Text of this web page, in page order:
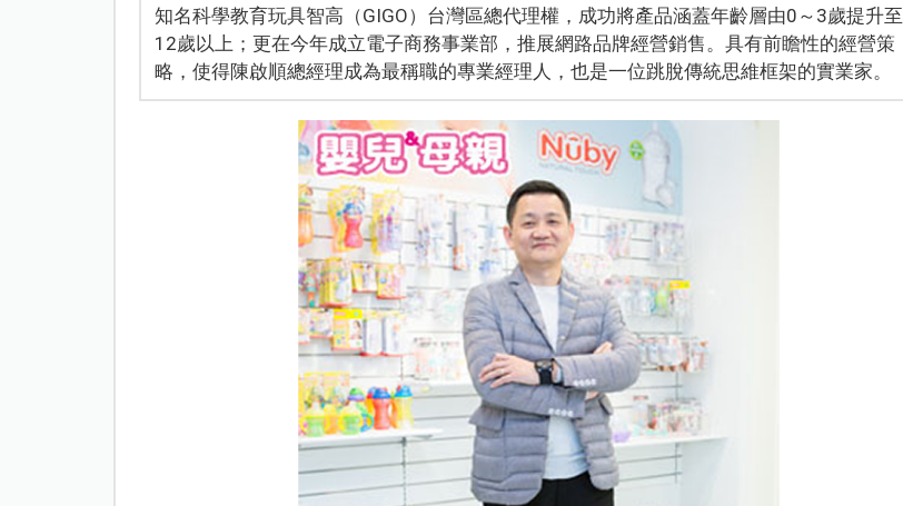
知名科學教育玩具智高（GIGO）台灣區總代理權，成功將產品涵蓋年齡層由0～3歲提升至
12歲以上；更在今年成立電子商務事業部，推展網路品牌經營銷售。具有前瞻性的經營策
略，使得陳啟順總經理成為最稱職的專業經理人，也是一位跳脫傳統思維框架的實業家。